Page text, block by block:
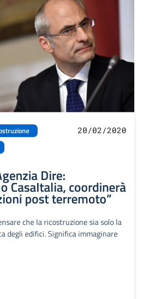
20/02/2020
Dire:
CasaItalia, coordinerà
post terremoto”
che la ricostruzione sia solo la
degli edifici. Significa immaginare